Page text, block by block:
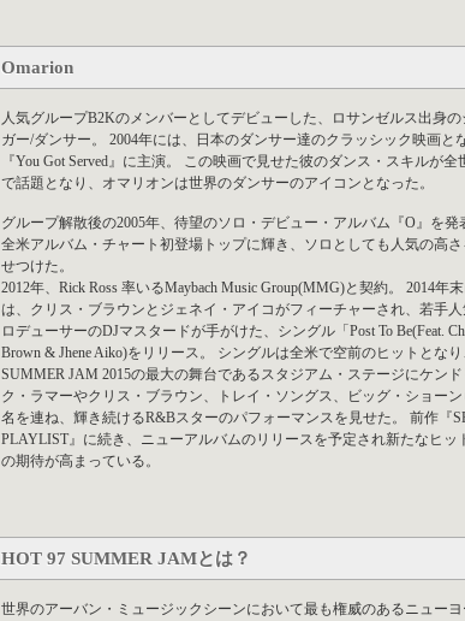
Omarion
人気グループB2Kのメンバーとしてデビューした、ロサンゼルス出身の
ガー/ダンサー。 2004年には、日本のダンサー達のクラッシック映画と
『You Got Served』に主演。 この映画で見せた彼のダンス・スキルが全
で話題となり、オマリオンは世界のダンサーのアイコンとなった。
グループ解散後の2005年、待望のソロ・デビュー・アルバム『O』を発
全米アルバム・チャート初登場トップに輝き、ソロとしても人気の高
せつけた。
2012年、Rick Ross 率いるMaybach Music Group(MMG)と契約。 2014年
は、クリス・ブラウンとジェネイ・アイコがフィーチャーされ、若手
ロデューサーのDJマスタードが手がけた、シングル「Post To Be(Feat.
Brown & Jhene Aiko)をリリース。 シングルは全米で空前のヒットとなり
SUMMER JAM 2015の最大の舞台であるスタジアム・ステージにケンド
ク・ラマーやクリス・ブラウン、トレイ・ソングス、ビッグ・ショーン
名を連ね、輝き続けるR&Bスターのパフォーマンスを見せた。 前作『
PLAYLIST』に続き、ニューアルバムのリリースを予定され新たなヒッ
の期待が高まっている。
HOT 97 SUMMER JAMとは？
世界のアーバン・ミュージックシーンにおいて最も権威のあるニュー